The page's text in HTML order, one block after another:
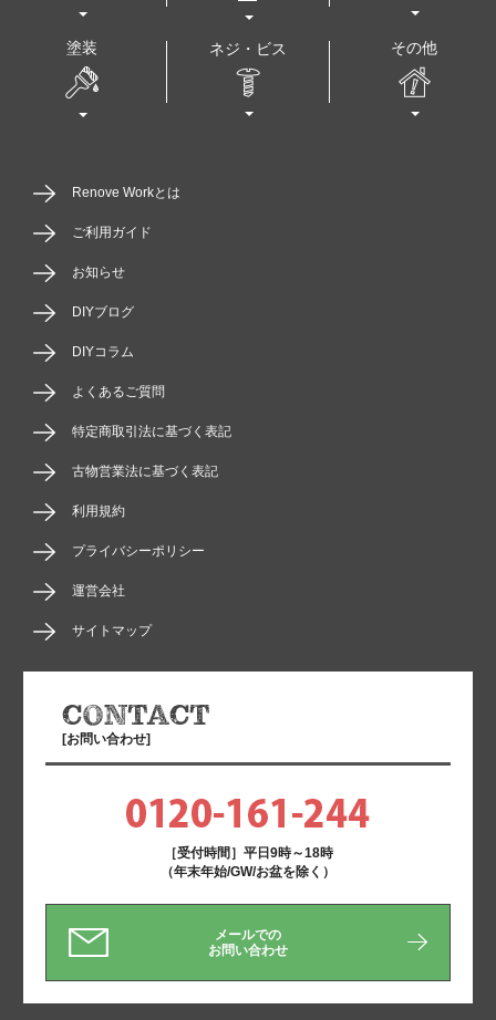
塗装 ネジ・ビス その他
Renove Workとは
ご利用ガイド
お知らせ
DIYブログ
DIYコラム
よくあるご質問
特定商取引法に基づく表記
古物営業法に基づく表記
利用規約
プライバシーポリシー
運営会社
サイトマップ
[お問い合わせ]
［受付時間］平日9時～18時
（年末年始/GW/お盆を除く）
メールでの
お問い合わせ